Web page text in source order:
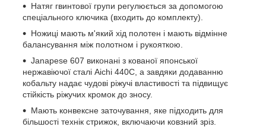
Натяг гвинтової групи регулюється за допомогою
спеціального ключика (входить до комплекту).
Ножиці мають м'який хід полотен і мають відмінне
балансування між полотном і рукояткою.
Janapese 607 виконані з кованої японської
нержавіючої сталі Aichi 440C, а завдяки додаванню
кобальту надає чудові ріжучі властивості та підвищує
стійкість ріжучих кромок до зносу.
Мають конвексне заточування, яке підходить для
більшості технік стрижок, включаючи ковзний зріз.